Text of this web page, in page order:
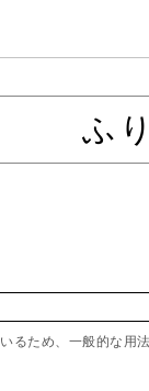
ふ
るため、一般的な用